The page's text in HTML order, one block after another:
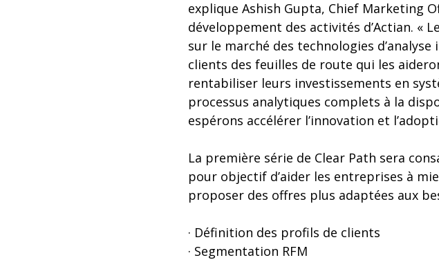
explique Ashish Gupta, Chief Marketing
développement des activités d’Actian. «
sur le marché des technologies
clients des feuilles de route qui les
rentabiliser leurs investissements en
processus analytiques complets à la
espérons accélérer l’innovation et
La première série de Clear Path sera
pour objectif d’aider les entreprises à
proposer des offres plus adaptées aux
· Définition des profils de clients
· Segmentation RFM